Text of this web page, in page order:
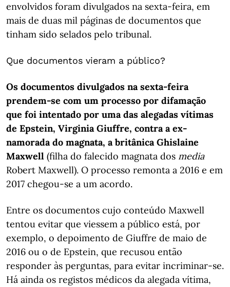
envolvidos foram divulgados na sexta-feira, em
mais de duas mil páginas de documentos que
tinham sido selados pelo tribunal.
Que documentos vieram a público?
Os documentos divulgados na sexta-feira
prendem-se com um processo por difamação
que foi intentado por uma das alegadas vítimas
de Epstein, Virginia Giuffre, contra a ex-
namorada do magnata, a britânica Ghislaine
Maxwell (filha do falecido magnata dos media
Robert Maxwell). O processo remonta a 2016 e em
2017 chegou-se a um acordo.
Entre os documentos cujo conteúdo Maxwell
tentou evitar que viessem a público está, por
exemplo, o depoimento de Giuffre de maio de
2016 ou o de Epstein, que recusou então
responder às perguntas, para evitar incriminar-se.
Há ainda os registos médicos da alegada vítima,